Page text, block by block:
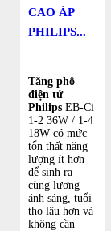
CAO ÁP
PHILIPS...
Tăng phô
điện tử
Philips EB-Ci
1-2 36W / 1-4
18W có mức
tổn thất năng
lượng ít hơn
để sinh ra
cùng lượng
ánh sáng, tuổi
thọ lâu hơn và
không cần